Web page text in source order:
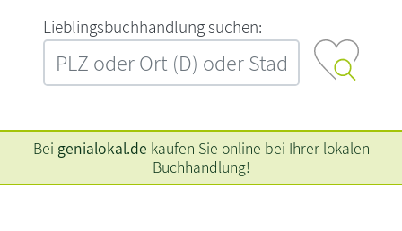
L‍i‍e‍b‍l‍i‍n‍g‍s‍b‍u‍c‍h‍h‍a‍n‍d‍l‍u‍n‍g‍ ‍s‍u‍c‍h‍e‍n‍:‍
Bei genialokal.de kaufen Sie online bei Ihrer lokalen
Buchhandlung!